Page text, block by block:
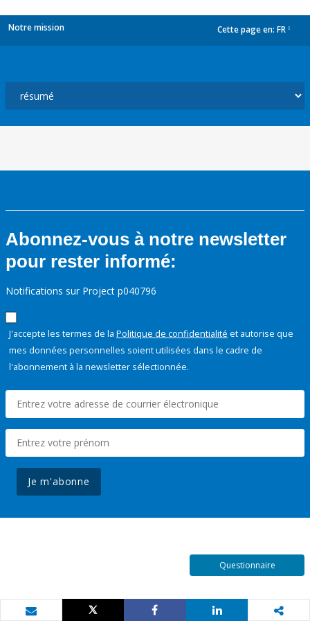
Notre mission Cette page en: FR
Abonnez-vous à notre newsletter
pour rester informé:
Notifications sur Project p040796
J'accepte les termes de la Politique de confidentialité et autorise que
mes données personnelles soient utilisées dans le cadre de
l'abonnement à la newsletter sélectionnée.
Je m'abonne
Questionnaire